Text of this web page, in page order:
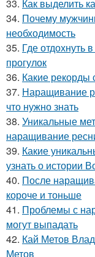
33. Как выделить
34. Почему
необходимость
35. Где отдохнуть
прогулок
36. Какие
37. Наращивание
что нужно знать
38. Уникальные
наращивание
39. Какие
узнать о истории
40. После
короче и тоньше
41. Проблемы с
могут выпадать
42. Кай Метов
Метов